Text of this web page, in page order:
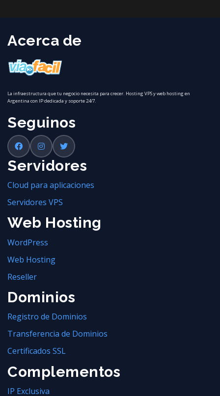
Acerca de
La infraestructura que tu negocio necesita para crecer. Hosting VPS y web hosting en
Argentina con IP dedicada y soporte 24/7.
Seguinos
Servidores
Cloud para aplicaciones
Servidores VPS
Web Hosting
WordPress
Web Hosting
Reseller
Dominios
Registro de Dominios
Transferencia de Dominios
Certificados SSL
Complementos
IP Exclusiva